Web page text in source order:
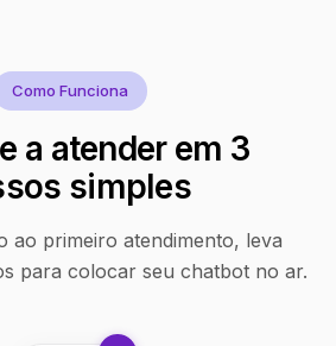
Como Funciona
a atender em 3
simples
ao primeiro atendimento, leva
para colocar seu chatbot no ar.